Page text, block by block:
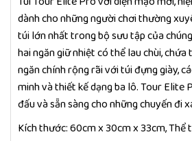
dành cho những người chơi thường
túi lớn nhất trong bộ sưu tập của
hai ngăn giữ nhiệt có thể lau chùi,
ngăn chính rộng rãi với túi đựng giày,
minh và thiết kế dạng ba lô. Tour Elite
đấu và sẵn sàng cho những chuyến đi
Kích thước: 60cm x 30cm x 33cm, Thể